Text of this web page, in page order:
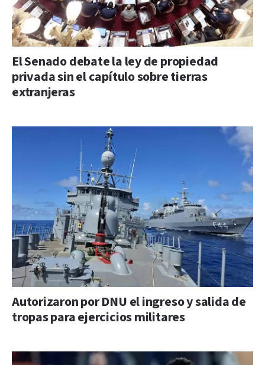
El Senado debate la ley de propiedad
privada sin el capítulo sobre tierras
extranjeras
Autorizaron por DNU el ingreso y salida de
tropas para ejercicios militares